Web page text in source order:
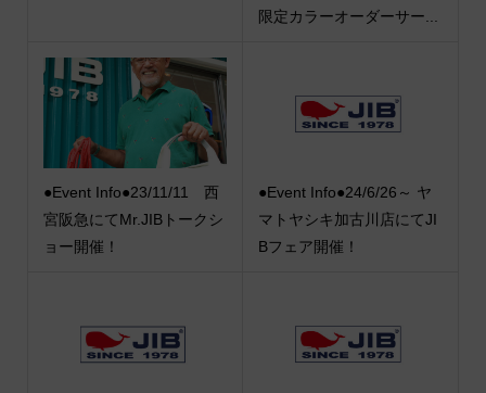
限定カラーオーダーサー...
●Event Info●23/11/11 西
宮阪急にてMr.JIBトークシ
ョー開催！
●Event Info●24/6/26～ ヤ
マトヤシキ加古川店にてJI
Bフェア開催！